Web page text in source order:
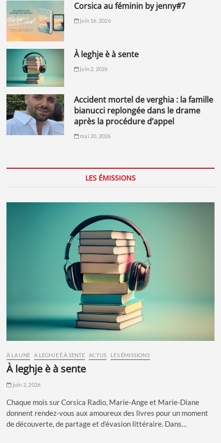
corsica au féminin by jenny#7
juin 16, 2026
à leghje è à sente
juin 2, 2026
accident mortel de verghia : la famille
bianucci replongée dans le drame
après la procédure d’appel
mai 20, 2026
LES ÉMISSIONS
À LA UNE A LEGHJE È À SENTE ACTUS LES ÉMISSIONS
à leghje è à sente
juin 2, 2026
Chaque mois sur Corsica Radio, Marie-Ange et Marie-Diane
donnent rendez-vous aux amoureux des livres pour un moment
de découverte, de partage et d’évasion littéraire. Dans…